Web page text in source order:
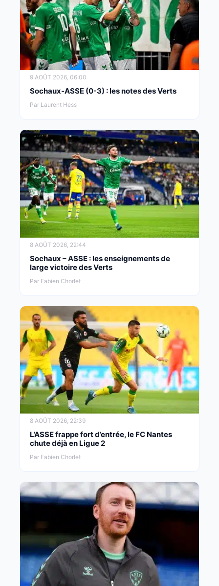
9 AOÛT 2026, 06:00
Sochaux-ASSE (0-3) : les notes des Verts
Par Laurent Hess
8 AOÛT 2026, 22:44
Sochaux – ASSE : les enseignements de
large victoire des Verts
Par Fabien Chorlet
8 AOÛT 2026, 22:39
L’ASSE frappe fort d’entrée, le FC Nantes
chute déjà en Ligue 2
Par Fabien Chorlet